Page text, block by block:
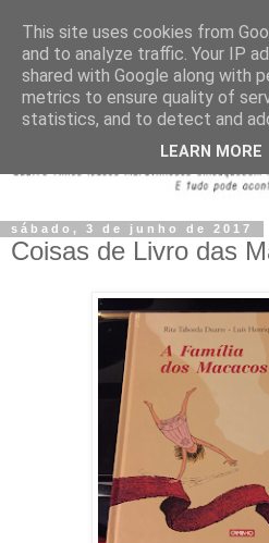
sábado, 3 de junho de 2017
Coisas de Livro das
This site uses cookies from
and to analyze traffic. Your IP
shared with Google along with
metrics to ensure quality of
statistics, and to detect and
LEARN MORE